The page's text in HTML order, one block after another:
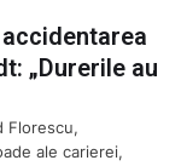
„Durerile au
Florescu,
ale carierei,